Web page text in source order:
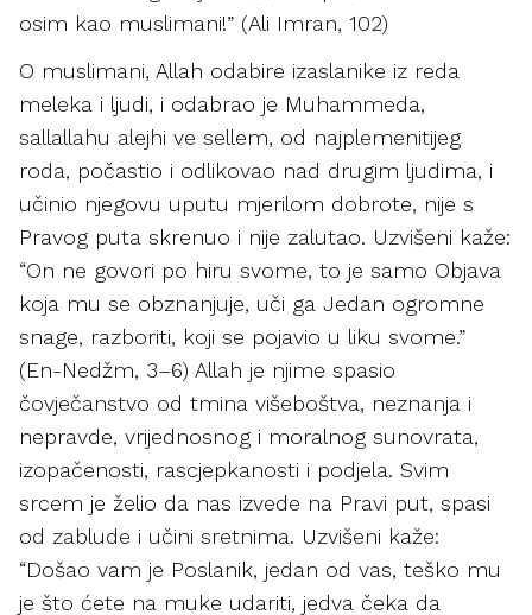
osim kao muslimani!” (Ali Imran, 102)
O muslimani, Allah odabire izaslanike iz reda
meleka i ljudi, i odabrao je Muhammeda,
sallallahu alejhi ve sellem, od najplemenitijeg
roda, počastio i odlikovao nad drugim ljudima, i
učinio njegovu uputu mjerilom dobrote, nije s
Pravog puta skrenuo i nije zalutao. Uzvišeni kaže:
“On ne govori po hiru svome, to je samo Objava
koja mu se obznanjuje, uči ga Jedan ogromne
snage, razboriti, koji se pojavio u liku svome.”
(En-Nedžm, 3–6) Allah je njime spasio
čovječanstvo od tmina višeboštva, neznanja i
nepravde, vrijednosnog i moralnog sunovrata,
izopačenosti, rascjepkanosti i podjela. Svim
srcem je želio da nas izvede na Pravi put, spasi
od zablude i učini sretnima. Uzvišeni kaže:
“Došao vam je Poslanik, jedan od vas, teško mu
je što ćete na muke udariti, jedva čeka da